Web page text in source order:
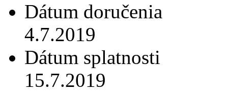
Dátum doručenia
4.7.2019
Dátum splatnosti
15.7.2019